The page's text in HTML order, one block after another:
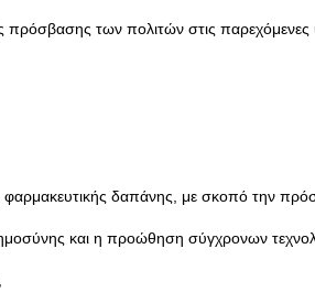
των πολιτών στις παρεχόμενες
φαρμακευτικής δαπάνης, με σκοπό την
και η προώθηση σύγχρονων